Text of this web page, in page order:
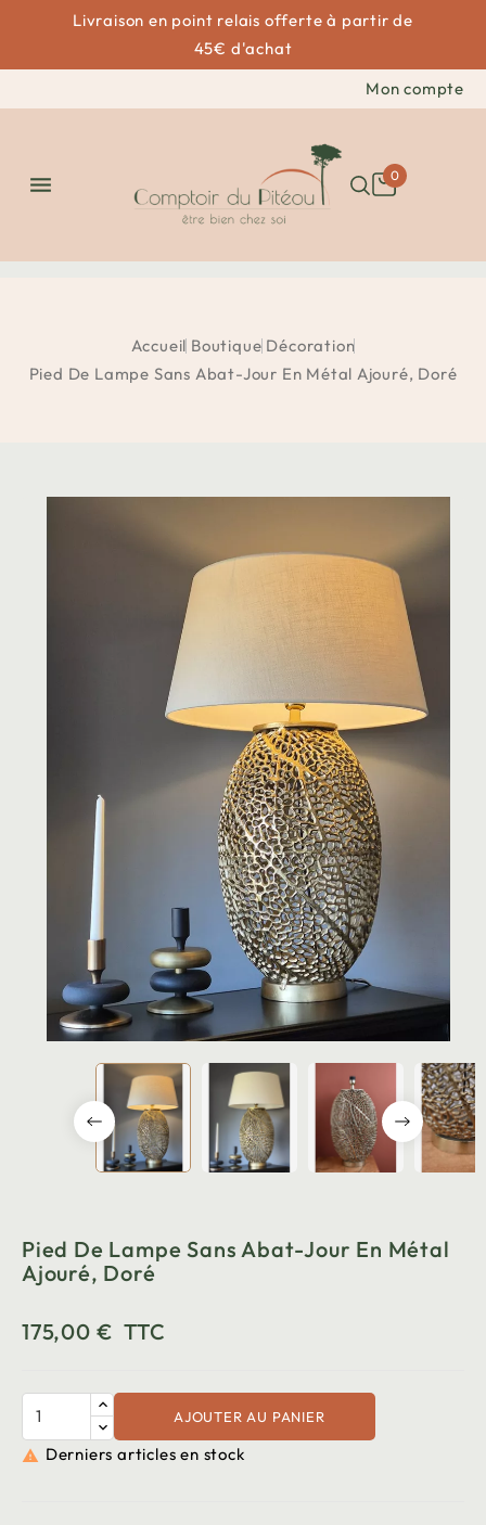
Livraison en point relais offerte à partir de
45€ d'achat
Mon compte
 0
Accueil Boutique Décoration
Pied De Lampe Sans Abat-Jour En Métal Ajouré, Doré
Pied De Lampe Sans Abat-Jour En Métal
Ajouré, Doré
175,00 € TTC
AJOUTER AU PANIER
 Derniers articles en stock